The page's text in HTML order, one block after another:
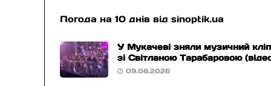
Погода на 10 днів відsinoptik.ua
У Мукачеві зняли музичний кліп
зі Світланою Тарабаровою
09.08.2026